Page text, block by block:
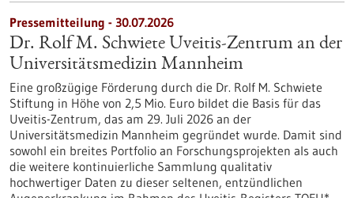
Pressemitteilung - 30.07.2026
Dr. Rolf M. Schwiete Uveitis-Zentrum an der
Universitätsmedizin Mannheim
Eine großzügige Förderung durch die Dr. Rolf M. Schwiete
Stiftung in Höhe von 2,5 Mio. Euro bildet die Basis für das
Uveitis-Zentrum, das am 29. Juli 2026 an der
Universitätsmedizin Mannheim gegründet wurde. Damit sind
sowohl ein breites Portfolio an Forschungsprojekten als auch
die weitere kontinuierliche Sammlung qualitativ
hochwertiger Daten zu dieser seltenen, entzündlichen